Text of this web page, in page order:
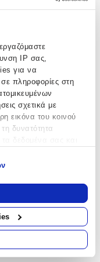
IP σας,
για να
πληροφορίες στη
σχετικά με
εικόνα του κοινού
δυνατότητα
με τη γεωγραφική
ακριβείς σε
σαρώνοντας ενεργά
αποτύπωμα)
επεξεργασίας των
Όταν